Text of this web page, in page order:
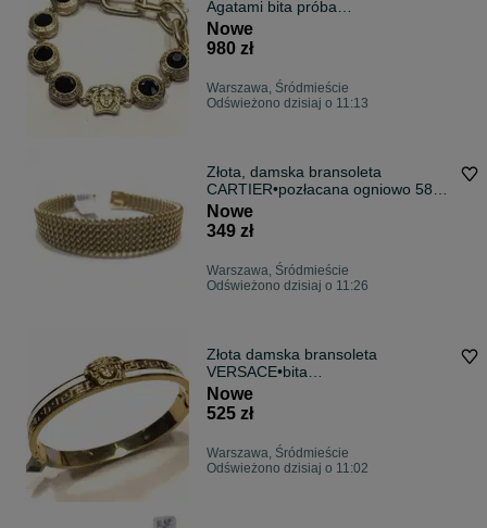
Agatami bita próba
585•pozłacana14K
Nowe
980 zł
Warszawa, Śródmieście
Odświeżono dzisiaj o 11:13
Złota, damska bransoleta
CARTIER•pozłacana ogniowo 585
nabite próby
Nowe
349 zł
Warszawa, Śródmieście
Odświeżono dzisiaj o 11:26
Złota damska bransoleta
VERSACE•bita
próba•585•pozłacana ogniowo 14K
Nowe
525 zł
Warszawa, Śródmieście
Odświeżono dzisiaj o 11:02